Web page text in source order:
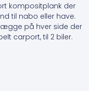
kompositplank der
til nabo eller have.
på hver side der
carport, til 2 biler.